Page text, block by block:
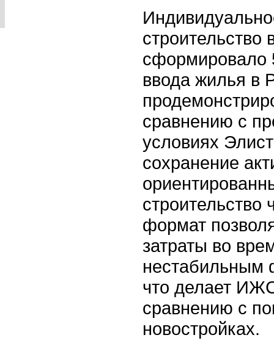
строительство
сформировало
ввода жилья в
сравнению с
условиях
сохранение
строительство
формат
затраты во
нестабильным
что делает
сравнению с
новостройках.